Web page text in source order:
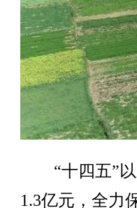
“十四五”以
1.3亿元，全力